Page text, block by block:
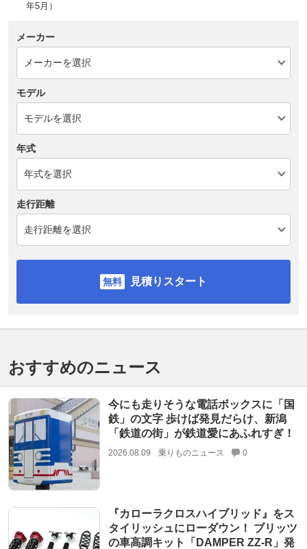
年5月）
メーカー
モデル
年式
走行距離
見積りスタート
おすすめのニュース
今にも走りそうな電話ボックスに「国
鉄」の文字 歩けば発見だらけ、新潟
「鉄道の街」が鉄道愛にあふれすぎ！
2026.08.09 乗りものニュース 0
『カローラクロスハイブリッド』をス
タイリッシュにローダウン！ ブリッツ
の車高調キット「DAMPER ZZ-R」発